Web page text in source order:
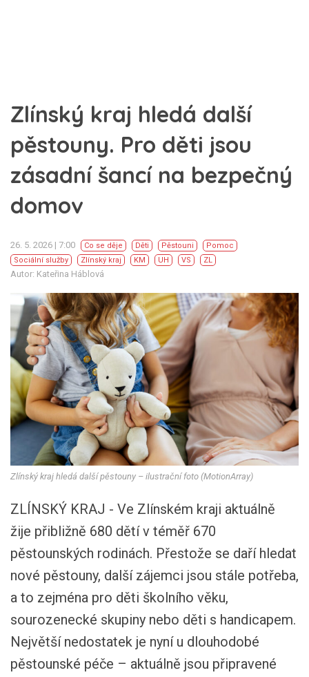
Zlínský kraj hledá další
pěstouny. Pro děti jsou
zásadní šancí na bezpečný
domov
26. 5. 2026 | 7:00 Co se děje Děti Pěstouni
Pomoc
Sociální služby
Zlínský kraj KM UH VS ZL
Autor: Kateřina Háblová
Zlínský kraj hledá další pěstouny – ilustrační foto (MotionArray)
ZLÍNSKÝ KRAJ - Ve Zlínském kraji aktuálně
žije přibližně 680 dětí v téměř 670
pěstounských rodinách. Přestože se daří hledat
nové pěstouny, další zájemci jsou stále potřeba,
a to zejména pro děti školního věku,
sourozenecké skupiny nebo děti s handicapem.
Největší nedostatek je nyní u dlouhodobé
pěstounské péče – aktuálně jsou připravené